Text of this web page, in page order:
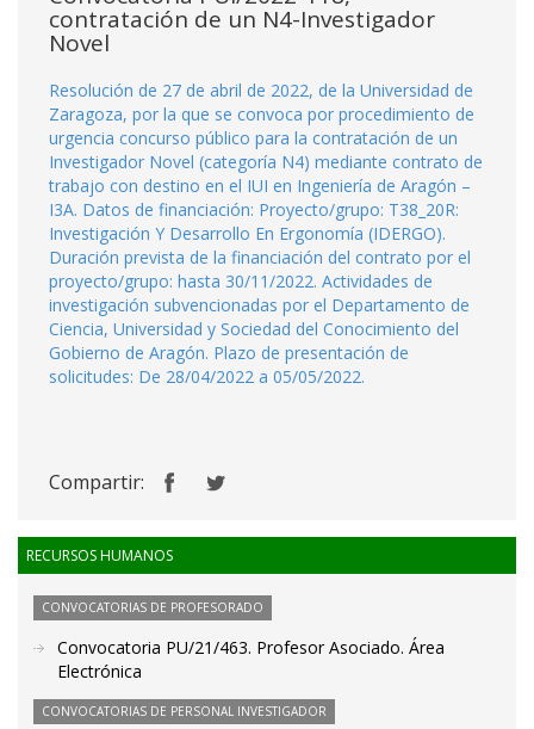
contratación de un N4-Investigador
Novel
Resolución de 27 de abril de 2022, de la Universidad de
Zaragoza, por la que se convoca por procedimiento de
urgencia concurso público para la contratación de un
Investigador Novel (categoría N4) mediante contrato de
trabajo con destino en el IUI en Ingeniería de Aragón –
I3A. Datos de financiación: Proyecto/grupo: T38_20R:
Investigación Y Desarrollo En Ergonomía (IDERGO).
Duración prevista de la financiación del contrato por el
proyecto/grupo: hasta 30/11/2022. Actividades de
investigación subvencionadas por el Departamento de
Ciencia, Universidad y Sociedad del Conocimiento del
Gobierno de Aragón. Plazo de presentación de
solicitudes: De 28/04/2022 a 05/05/2022.
Compartir:
RECURSOS HUMANOS
CONVOCATORIAS DE PROFESORADO
Convocatoria PU/21/463. Profesor Asociado. Área
Electrónica
CONVOCATORIAS DE PERSONAL INVESTIGADOR